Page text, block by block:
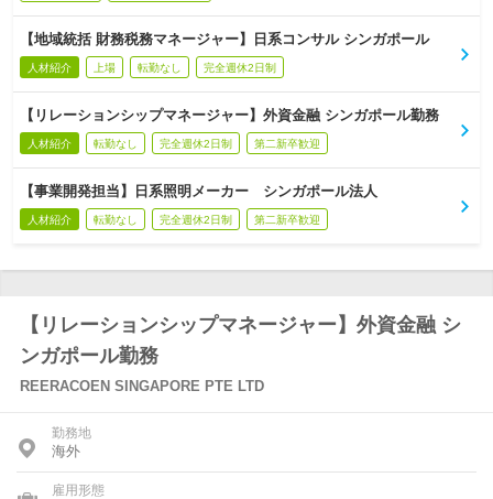
【地域統括 財務税務マネージャー】日系コンサル シンガポール
人材紹介 上場 転勤なし 完全週休2日制
【リレーションシップマネージャー】外資金融 シンガポール勤務
人材紹介 転勤なし 完全週休2日制 第二新卒歓迎
【事業開発担当】日系照明メーカー シンガポール法人
人材紹介 転勤なし 完全週休2日制 第二新卒歓迎
【リレーションシップマネージャー】外資金融 シ
ンガポール勤務
REERACOEN SINGAPORE PTE LTD
勤務地
海外
雇用形態